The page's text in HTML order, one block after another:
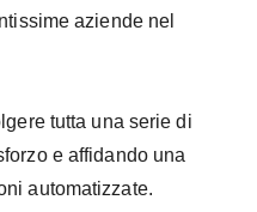
aziende nel
tutta una serie di
e affidando una
automatizzate.